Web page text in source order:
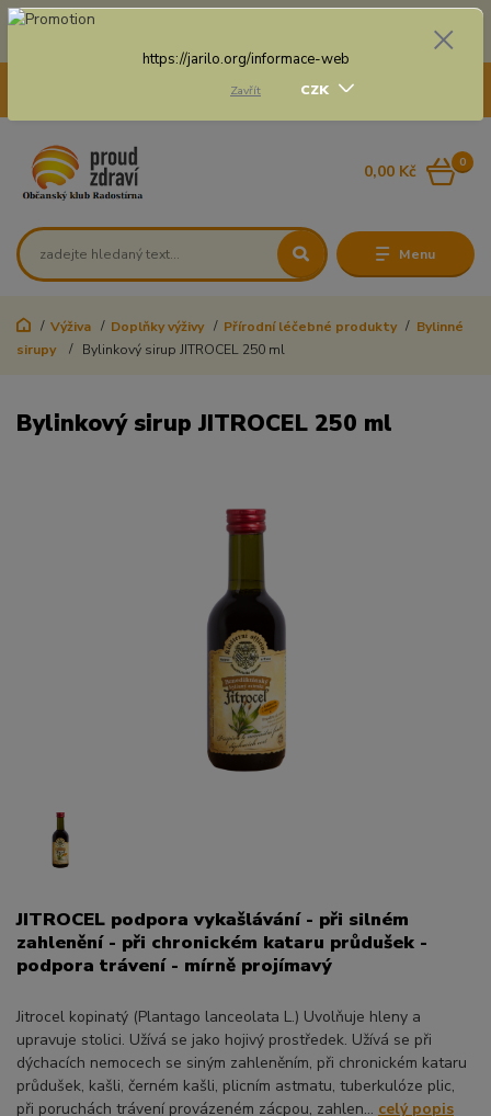
Doprava zdarma na některé druhy dopravy při nákupu
Menu
CZK
0
0,00 Kč
Výživa Doplňky výživy Přírodní léčebné produkty
Bylinné
sirupy
Bylinkový sirup JITROCEL 250 ml
Bylinkový sirup JITROCEL 250 ml
JITROCEL podpora vykašlávání - při silném
zahlenění - při chronickém kataru průdušek -
podpora trávení - mírně projímavý
Jitrocel kopinatý (Plantago lanceolata L.) Uvolňuje hleny a
upravuje stolici. Užívá se jako hojivý prostředek. Užívá se při
dýchacích nemocech se siným zahleněním, při chronickém kataru
průdušek, kašli, černém kašli, plicním astmatu, tuberkulóze plic,
při poruchách trávení provázeném zácpou, zahlen... celý popis
https://jarilo.org/informace-web
Zavřít